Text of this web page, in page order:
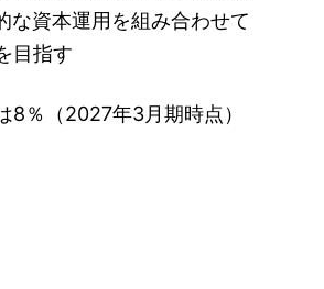
な資本運用を組み合わせて
目指す
8％（2027年3月期時点）